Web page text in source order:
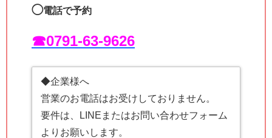
◯電話で予約
☎︎0791-63-9626
◆企業様へ
営業のお電話はお受けしておりません。
要件は、LINEまたはお問い合わせフォーム
よりお願いします。